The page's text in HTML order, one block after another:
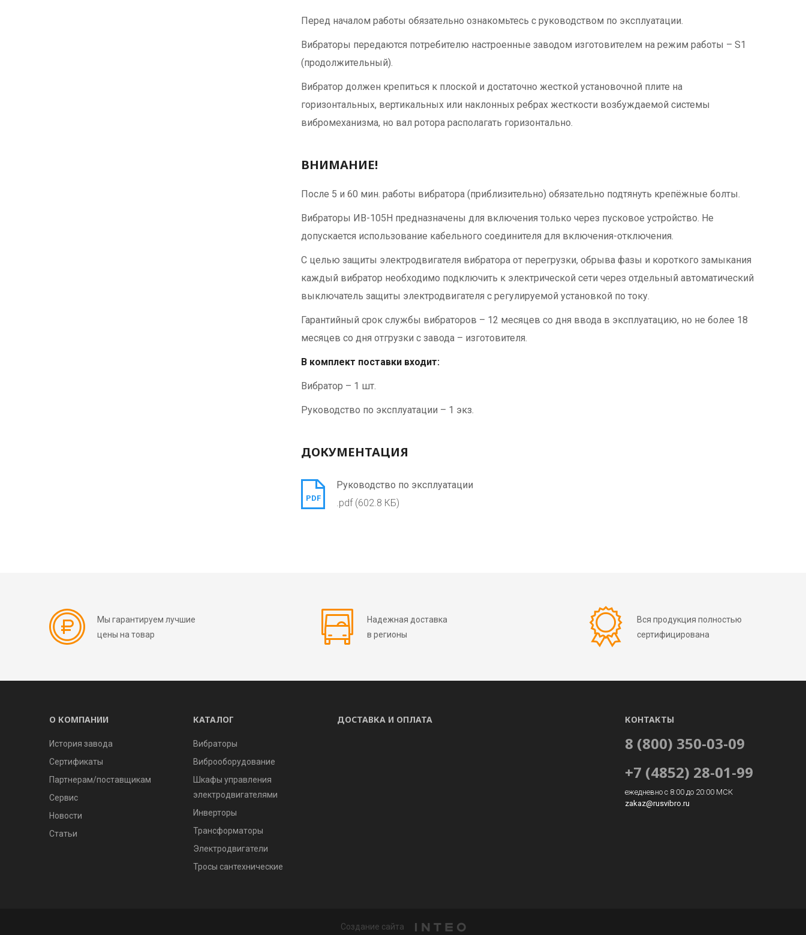
Перед началом работы обязательно ознакомьтесь с руководством по эксплуатации.
Вибраторы передаются потребителю настроенные заводом изготовителем на режим работы – S1
(продолжительный).
Вибратор должен крепиться к плоской и достаточно жесткой установочной плите на
горизонтальных, вертикальных или наклонных ребрах жесткости возбуждаемой системы
вибромеханизма, но вал ротора располагать горизонтально.
ВНИМАНИЕ!
После 5 и 60 мин. работы вибратора (приблизительно) обязательно подтянуть крепёжные болты.
Вибраторы ИВ-105Н предназначены для включения только через пусковое устройство. Не
допускается использование кабельного соединителя для включения-отключения.
С целью защиты электродвигателя вибратора от перегрузки, обрыва фазы и короткого замыкания
каждый вибратор необходимо подключить к электрической сети через отдельный автоматический
выключатель защиты электродвигателя с регулируемой установкой по току.
Гарантийный срок службы вибраторов – 12 месяцев со дня ввода в эксплуатацию, но не более 18
месяцев со дня отгрузки с завода – изготовителя.
В комплект поставки входит:
Вибратор – 1 шт.
Руководство по эксплуатации – 1 экз.
ДОКУМЕНТАЦИЯ
PDF
Руководство по эксплуатации
.pdf (602.8 КБ)
Мы гарантируем лучшие
цены на товар
Надежная доставка
в регионы
Вся продукция полностью
сертифицирована
О КОМПАНИИ
История завода
Сертификаты
Партнерам/поставщикам
Сервис
Новости
Статьи
КАТАЛОГ
Вибраторы
Виброоборудование
Шкафы управления
электродвигателями
Инверторы
Трансформаторы
Электродвигатели
Тросы сантехнические
ДОСТАВКА И ОПЛАТА КОНТАКТЫ
8 (800) 350-03-09
+7 (4852) 28-01-99
ежедневно с 8:00 до 20:00 МСК
zakaz@rusvibro.ru
Создание сайта